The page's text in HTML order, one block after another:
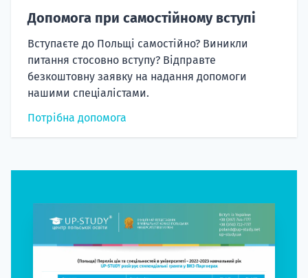
Допомога при самостійному вступі
Вступаєте до Польщі самостійно? Виникли
питання стосовно вступу? Відправте
безкоштовну заявку на надання допомоги
нашими спеціалістами.
Потрібна допомога